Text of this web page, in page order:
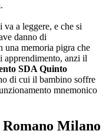
a leggere, e che si
danno di
una memoria pigra che
apprendimento, anzi il
SDA Quinto
di cui il bambino soffre
mnemonico
Milano